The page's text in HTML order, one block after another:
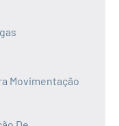
Movimentação